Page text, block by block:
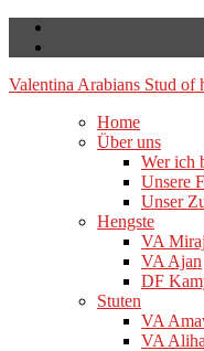
Valentina Arabians Stud of
Home
Über uns
Wer ich
Unsere
Unser
Hengste
VA Miraj
VA Ajan
DF
Stuten
VA
VA Aliha